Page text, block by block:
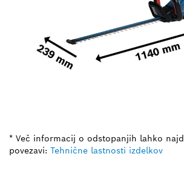
* Več informacij o odstopanjih lahko
povezavi: Tehnične lastnosti izdelkov